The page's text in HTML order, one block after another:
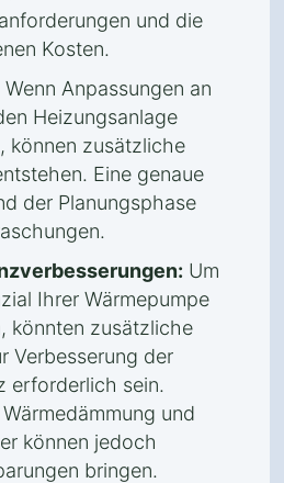
und die
Kosten.
Wenn Anpassungen an
Heizungsanlage
können zusätzliche
Eine genaue
der Planungsphase
Um
Ihrer Wärmepumpe
könnten zusätzliche
Verbesserung der
erforderlich sein.
und
können jedoch
bringen.